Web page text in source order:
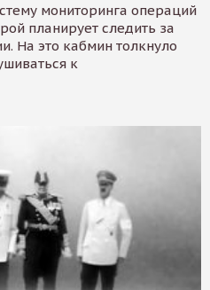
мониторинга операций
планирует следить за
На это кабмин толкнуло
к